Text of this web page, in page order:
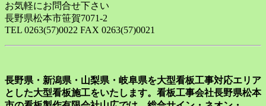
お気軽にお問合せ下さい
長野県松本市笹賀7071-2
TEL 0263(57)0022 FAX 0263(57)0021
長野県・新潟県・山梨県・岐阜県を大型看板工事対応エリア
とした大型看板施工をいたします。看板工事会社長野県松本